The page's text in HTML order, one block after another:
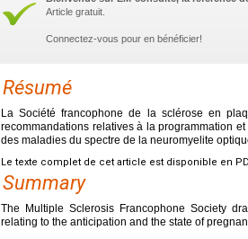
Article gratuit.
Connectez-vous pour en bénéficier!
Résumé
La Société francophone de la sclérose en
recommandations relatives à la programmation
des maladies du spectre de la neuromyelite
Le texte complet de cet article est disponible en
Summary
The Multiple Sclerosis Francophone Society
relating to the anticipation and the state of